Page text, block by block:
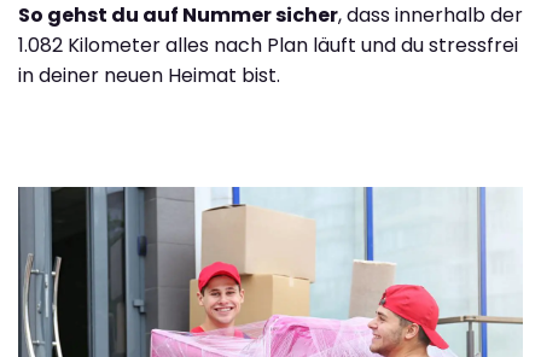
So gehst du auf Nummer sicher, dass innerhalb der
1.082 Kilometer alles nach Plan läuft und du stressfrei
in deiner neuen Heimat bist.